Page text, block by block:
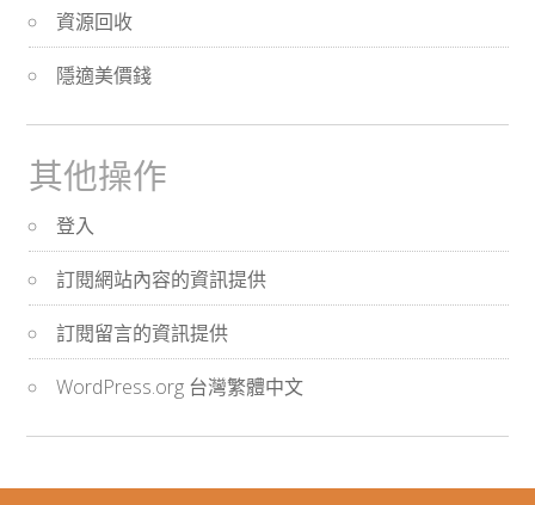
資源回收
隱適美價錢
其他操作
登入
訂閱網站內容的資訊提供
訂閱留言的資訊提供
WordPress.org 台灣繁體中文